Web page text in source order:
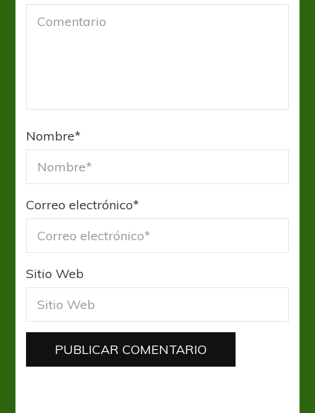
Nombre*
Correo electrónico*
Sitio Web